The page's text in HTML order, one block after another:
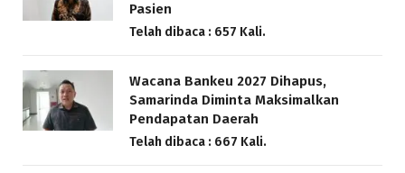
Pasien
Telah dibaca : 657 Kali.
Wacana Bankeu 2027 Dihapus,
Samarinda Diminta Maksimalkan
Pendapatan Daerah
Telah dibaca : 667 Kali.